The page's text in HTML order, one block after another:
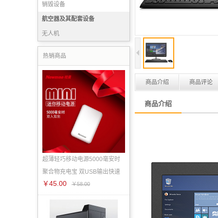
销毁设备
航空器及其配套设备
无人机
热销商品
超薄轻巧移动电源5000毫安时
聚合物充电宝 双USB输出快速
￥45.00 ￥58.00
商品介绍 商品评论
商品介绍